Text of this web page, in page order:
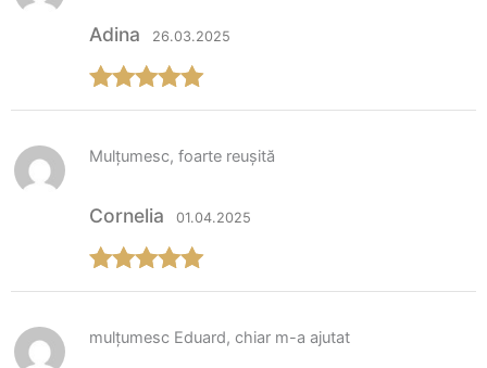
Evaluat la5
Adina 26.03.2025
Evaluat la5
Cornelia 01.04.2025
Mulțumesc, foarte reușită
mulțumesc Eduard, chiar m-a ajutat